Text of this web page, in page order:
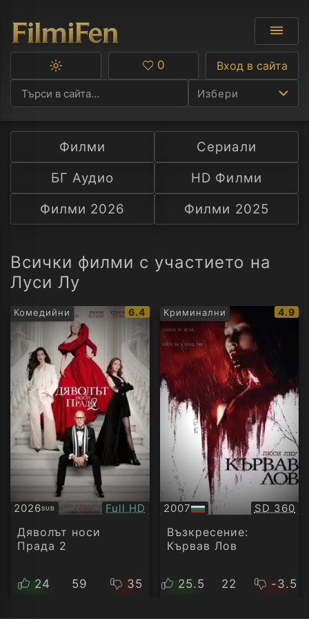
Избери
Ф
С
А
Превключване
тъмна
тема
Любими
0 Вход в сайта
Филми
Сериали
БГ Аудио
HD Филми
Филми 2026
Филми 2025
Всички филми с участието на
Луси Лу
Комедийни
IMDb
рейтинг:
6.4
2026SUB
Субтитри Качество:
Full HD
Дяволът носи
Прада 2
24 59 35
Криминални
IMDb
4.9
2007
БГ
аудио
SD 360
Възкресение:
Кървав Лов
25.5 22 -3.5